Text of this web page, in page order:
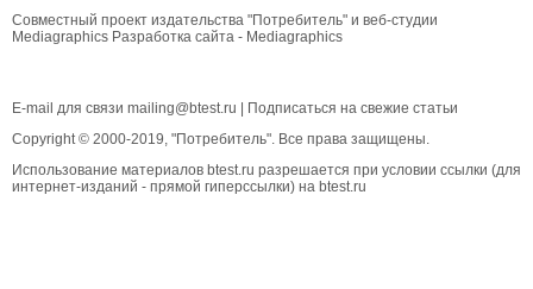
Совместный проект издательства "Потребитель" и веб-студии
Mediagraphics Разработка сайта - Mediagraphics
E-mail для связи mailing@btest.ru
Подписаться на свежие статьи
Copyright © 2000-2019, "Потребитель". Все права защищены.
Использование материалов btest.ru разрешается при условии ссылки (для
интернет-изданий - прямой гиперссылки) на btest.ru